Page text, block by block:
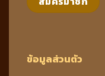
ข้อมูลส่วนตัว